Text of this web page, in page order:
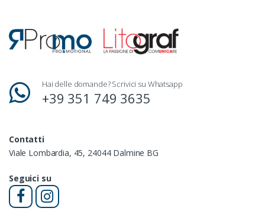
Hai delle domande? Scrivici su Whatsapp
+39 351 749 3635
Contatti
Viale Lombardia, 45, 24044 Dalmine BG
Seguici su